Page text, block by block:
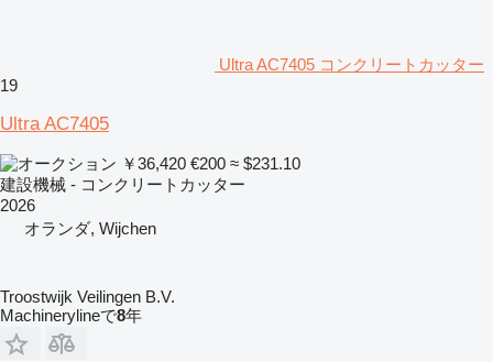
Ultra AC7405 コンクリートカッター
19
Ultra AC7405
￥36,420 €200 ≈ $231.10
建設機械 - コンクリートカッター
2026
オランダ, Wijchen
Troostwijk Veilingen B.V.
Machinerylineで8年